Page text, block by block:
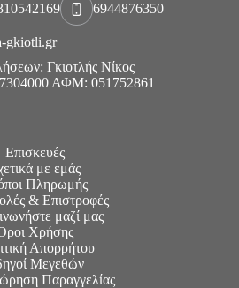
6944876350
gkiotli.gr
Γκιοτλής Νίκος
ΑΦΜ: 051752861
Επισκευές
με εμάς
Πληρωμής
& Επιστροφές
μαζί μας
Χρήσης
Απορρήτου
Μεγεθών
Παραγγελίας